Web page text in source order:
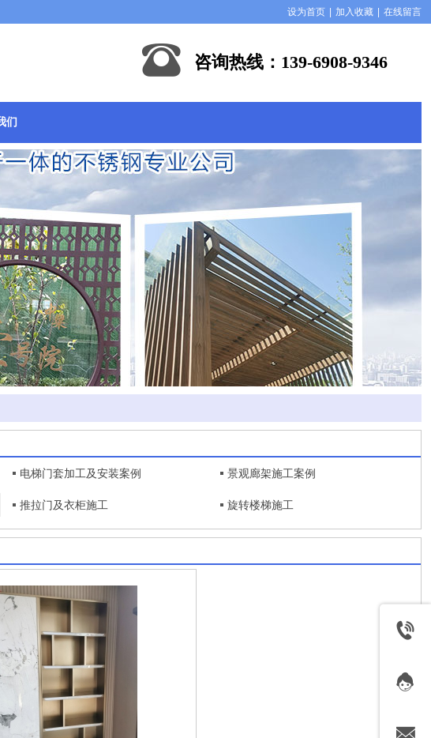
咨询热线：139-6908-9346
们
设为首页 加入收藏 在线留言
电梯门套加工及安装案例 景观廊架施工案例
推拉门及衣柜施工 旋转楼梯施工